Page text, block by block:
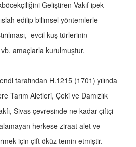
Geliştiren Vakıf ipek
ıslah edilip bilimsel yöntemlerle
evcil kuş türlerinin
vb. amaçlarla kurulmuştur.
tarafından H.1215 (1701) yılında
Tarım Aletleri, Çeki ve Damızlık
Sivas çevresinde ne kadar çiftçi
herkese ziraat alet ve
için çift öküz temin etmiştir.